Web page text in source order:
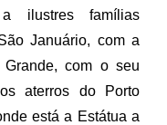
ilustres famílias
Januário, com a
com o seu
aterros do Porto
está a Estátua a